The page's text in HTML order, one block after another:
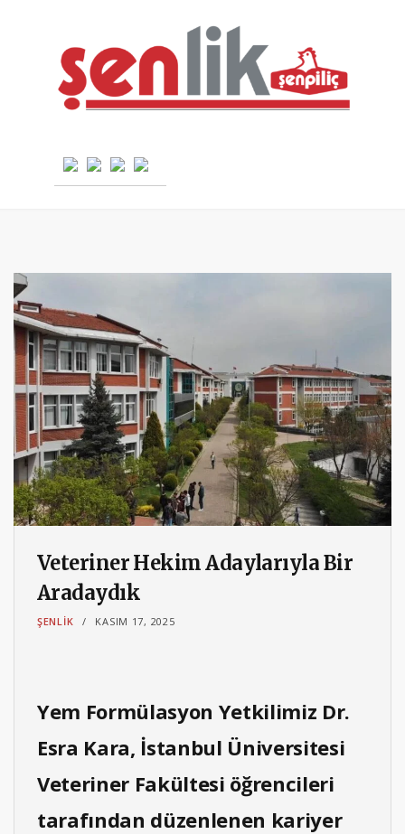
Veteriner Hekim Adaylarıyla Bir
Aradaydık
ŞENLIK KASIM 17, 2025
Yem Formülasyon Yetkilimiz Dr.
Esra Kara, İstanbul Üniversitesi
Veteriner Fakültesi öğrencileri
tarafından düzenlenen kariyer